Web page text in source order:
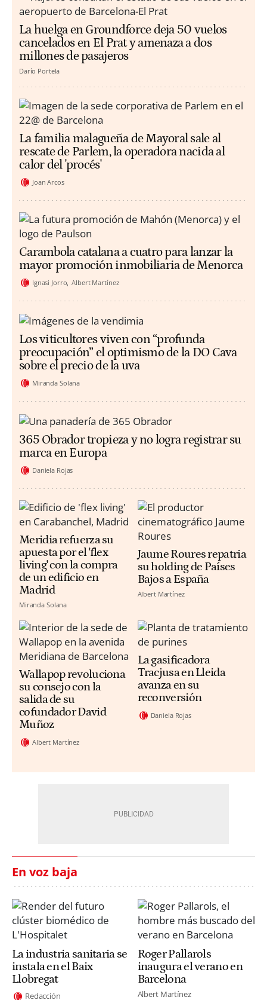
La huelga en Groundforce deja 50 vuelos
cancelados en El Prat y amenaza a dos
millones de pasajeros
Darío Portela
La familia malagueña de Mayoral sale al
rescate de Parlem, la operadora nacida al
calor del 'procés'
Joan Arcos
Carambola catalana a cuatro para lanzar la
mayor promoción inmobiliaria de Menorca
Ignasi Jorro Albert Martínez
Los viticultores viven con “profunda
preocupación” el optimismo de la DO Cava
sobre el precio de la uva
Miranda Solana
365 Obrador tropieza y no logra registrar su
marca en Europa
Daniela Rojas
Meridia refuerza su
apuesta por el 'flex
living' con la compra
de un edificio en
Madrid
Miranda Solana
Jaume Roures repatria
su holding de Países
Bajos a España
Albert Martínez
Wallapop revoluciona
su consejo con la
salida de su
cofundador David
Muñoz
Albert Martínez
La gasificadora
Tracjusa en Lleida
avanza en su
reconversión
Daniela Rojas
En voz baja
La industria sanitaria se
instala en el Baix
Llobregat
Redacción
Roger Pallarols
inaugura el verano en
Barcelona
Albert Martínez